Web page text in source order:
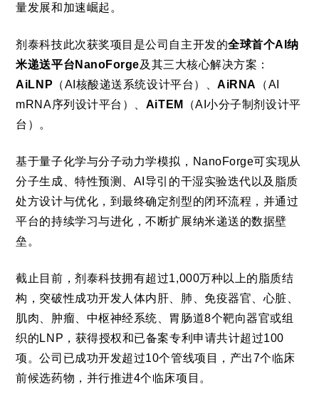
量发展和加速崛起。
剂泰科技此次获奖项目是公司自主开发的全球首个AI纳
米递送平台NanoForge及其三大核心解决方案：
AiLNP （AI核酸递送系统设计平台）、AiRNA
（AI
mRNA序列设计平台）、 AiTEM
（AI小分子制剂设计平
台）。
基于量子化学与分子动力学模拟，NanoForge可实现从
分子生成、特性预测、AI导引的干湿实验迭代以及脂质
处方设计与优化，到最终确定剂型的闭环流程，并通过
平台的持续学习与进化，不断扩展纳米递送的数据壁
垒。
截止目前，剂泰科技拥有超过1,000万种以上的脂质结
构，突破性成功开发人体内肝、肺、免疫器官、心脏、
肌肉、肿瘤、中枢神经系统、胃肠道8个靶向器官或组
织的LNP，获得授权和已备案专利申请共计超过100
项。公司已成功开发超过10个管线项目，产出7个临床
前候选药物，并行推进4个临床项目。